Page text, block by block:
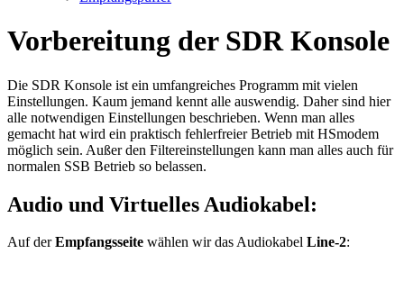
Vorbereitung der SDR Konsole
Die SDR Konsole ist ein umfangreiches Programm mit vielen
Einstellungen. Kaum jemand kennt alle auswendig. Daher sind hier
alle notwendigen Einstellungen beschrieben. Wenn man alles
gemacht hat wird ein praktisch fehlerfreier Betrieb mit HSmodem
möglich sein. Außer den Filtereinstellungen kann man alles auch für
normalen SSB Betrieb so belassen.
Audio und Virtuelles Audiokabel:
Auf derEmpfangsseite wählen wir das Audiokabel Line-2: